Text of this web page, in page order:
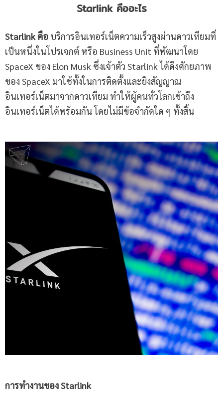
Starlink คืออะไร
Starlink คือ บริการอินเทอร์เน็ตความเร็วสูงผ่านดาวเทียมที่
เป็นหนึ่งในโปรเจกต์ หรือ Business Unit ที่พัฒนาโดย
SpaceX ของ Elon Musk ซึ่งเจ้าตัว Starlink ได้ดึงศักยภาพ
ของ SpaceX มาใช้ทั้งในการติดตั้งและยิงสัญญาณ
อินเทอร์เน็ตมาจากดาวเทียม ทำให้ผู้คนทั่วโลกเข้าถึง
อินเทอร์เน็ตได้พร้อมกัน โดยไม่มีข้อจำกัดใด ๆ ทั้งสิ้น
การทำงานของStarlink